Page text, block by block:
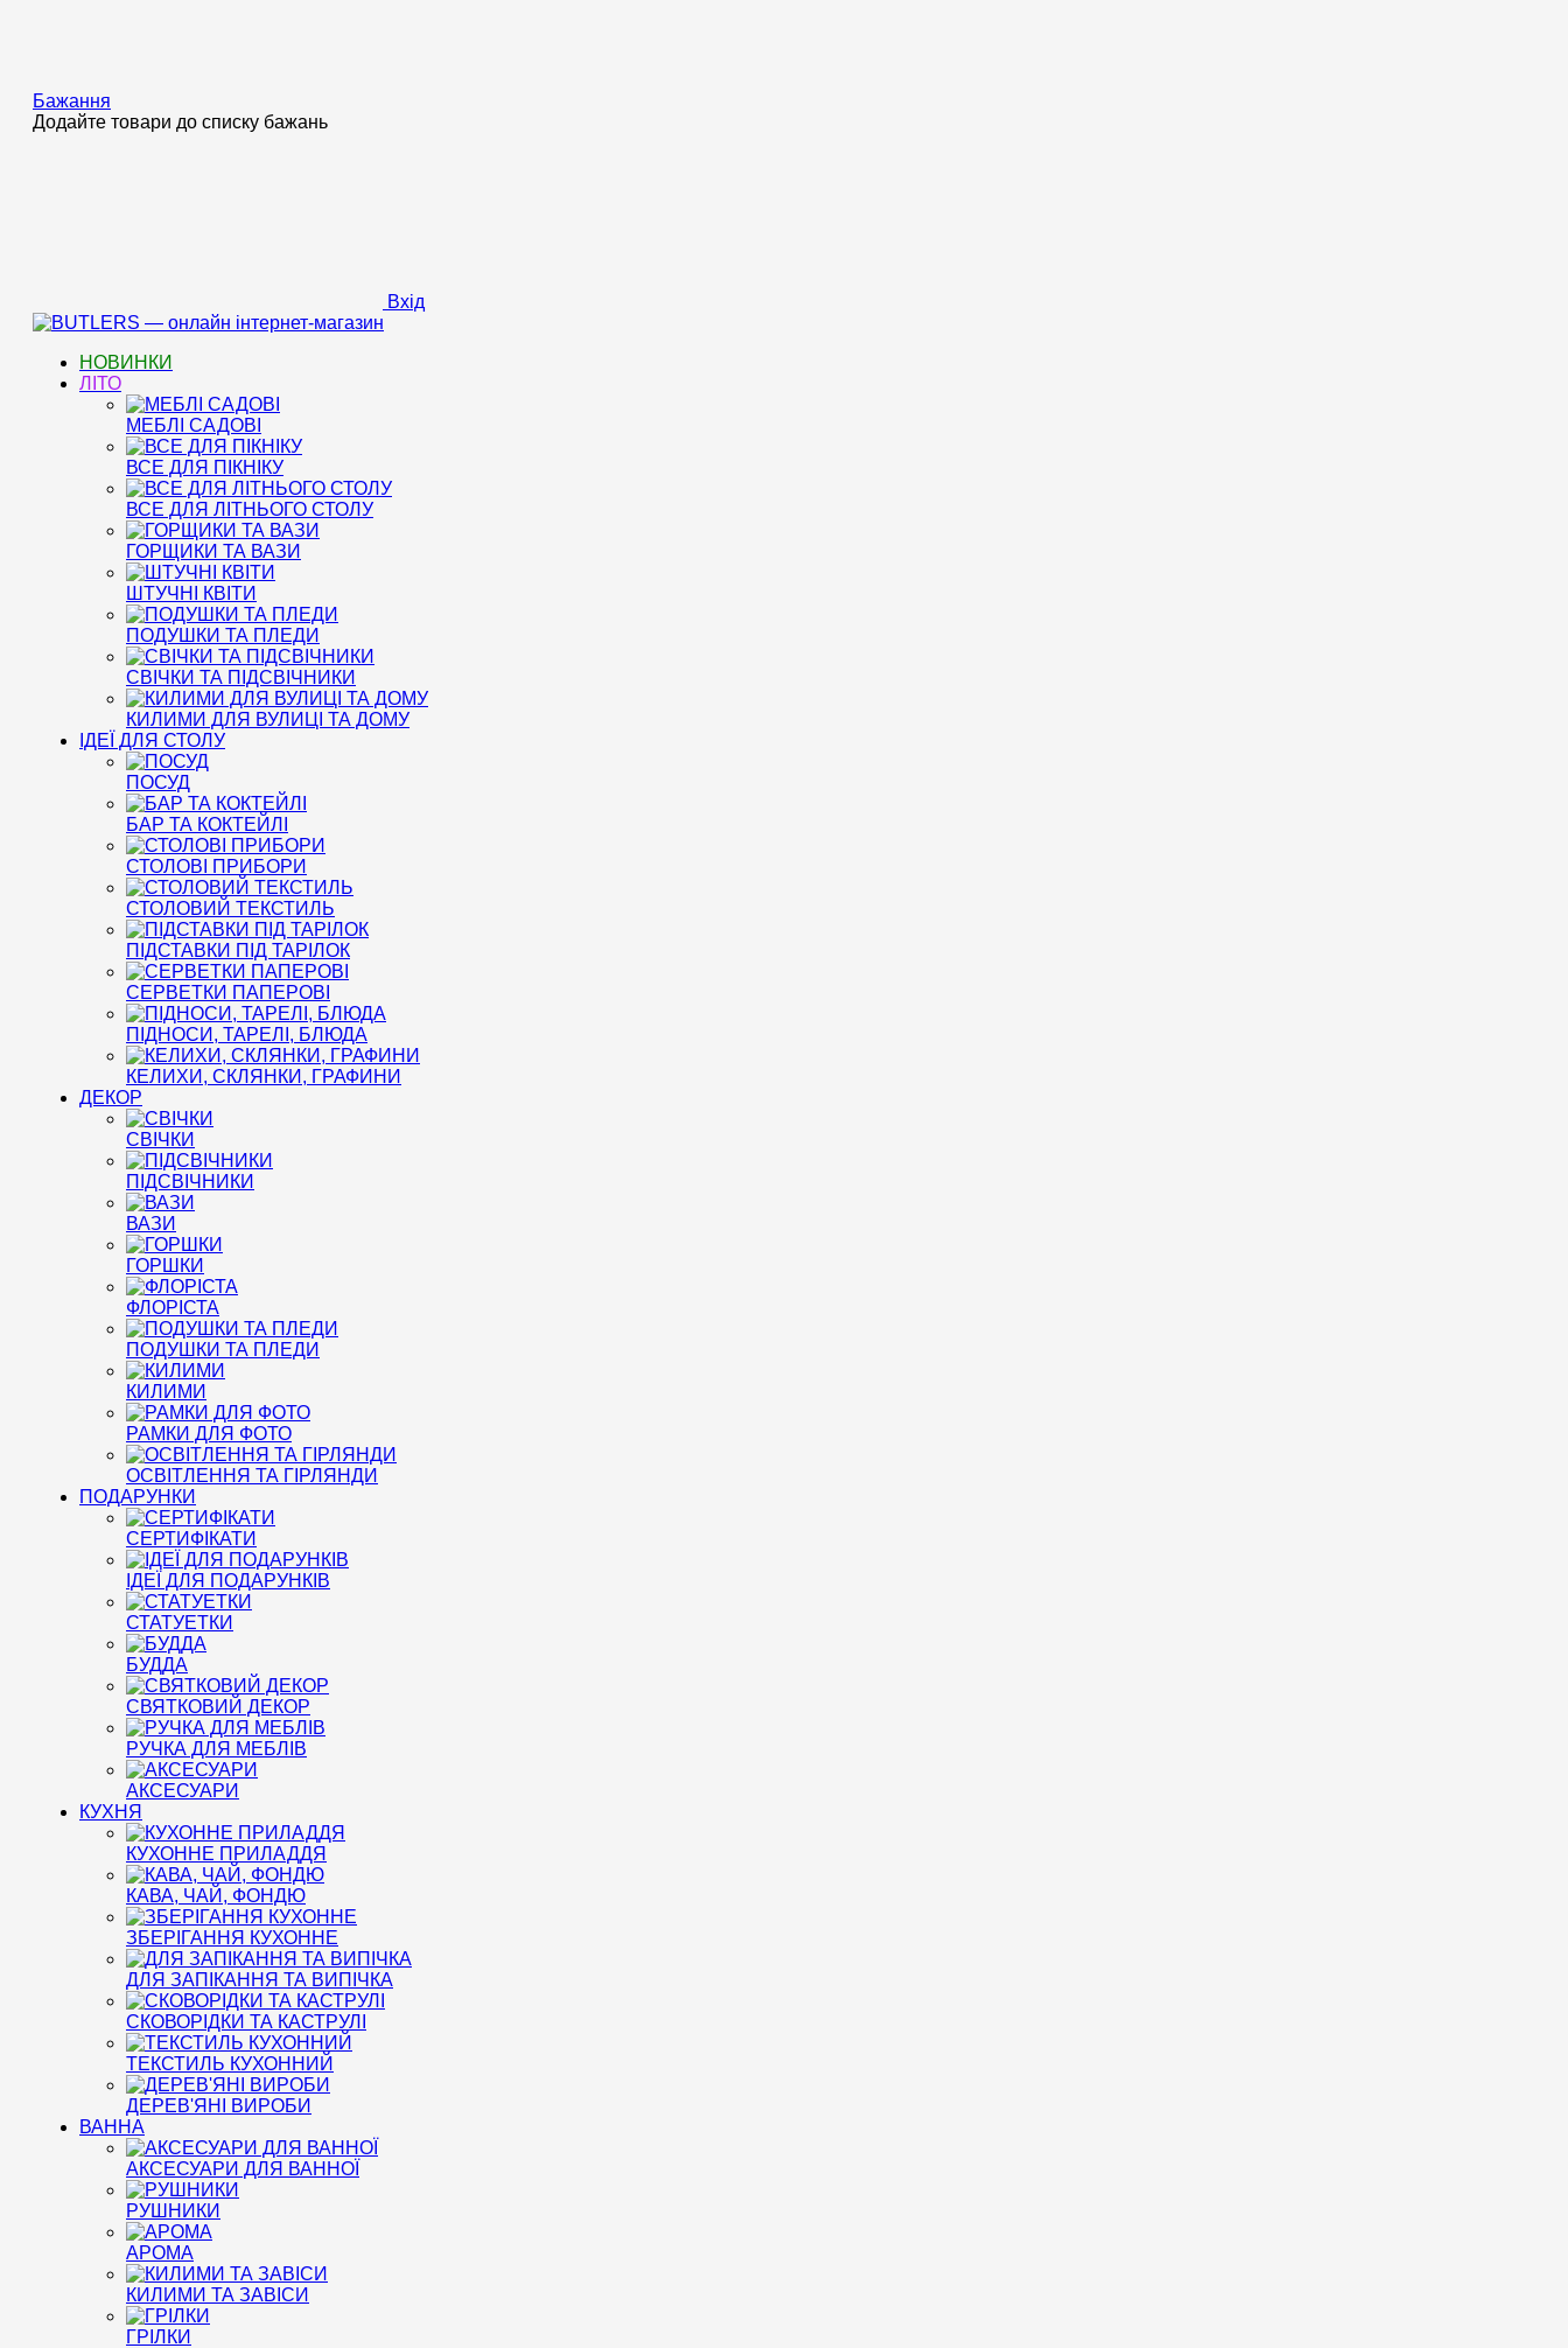
Бажання
Додайте товари до списку бажань
Вхід
НОВИНКИ
ЛІТО
МЕБЛІ САДОВІ
ВСЕ ДЛЯ ПІКНІКУ
ВСЕ ДЛЯ ЛІТНЬОГО СТОЛУ
ГОРЩИКИ ТА ВАЗИ
ШТУЧНІ КВІТИ
ПОДУШКИ ТА ПЛЕДИ
СВІЧКИ ТА ПІДСВІЧНИКИ
КИЛИМИ ДЛЯ ВУЛИЦІ ТА ДОМУ
ІДЕЇ ДЛЯ СТОЛУ
ПОСУД
БАР ТА КОКТЕЙЛІ
СТОЛОВІ ПРИБОРИ
СТОЛОВИЙ ТЕКСТИЛЬ
ПІДСТАВКИ ПІД ТАРІЛОК
СЕРВЕТКИ ПАПЕРОВІ
ПІДНОСИ, ТАРЕЛІ, БЛЮДА
КЕЛИХИ, СКЛЯНКИ, ГРАФИНИ
ДЕКОР
СВІЧКИ
ПІДСВІЧНИКИ
ВАЗИ
ГОРШКИ
ФЛОРІСТА
ПОДУШКИ ТА ПЛЕДИ
КИЛИМИ
РАМКИ ДЛЯ ФОТО
ОСВІТЛЕННЯ ТА ГІРЛЯНДИ
ПОДАРУНКИ
СЕРТИФІКАТИ
ІДЕЇ ДЛЯ ПОДАРУНКІВ
СТАТУЕТКИ
БУДДА
СВЯТКОВИЙ ДЕКОР
РУЧКА ДЛЯ МЕБЛІВ
АКСЕСУАРИ
КУХНЯ
КУХОННЕ ПРИЛАДДЯ
КАВА, ЧАЙ, ФОНДЮ
ЗБЕРІГАННЯ КУХОННЕ
ДЛЯ ЗАПІКАННЯ ТА ВИПІЧКА
СКОВОРІДКИ ТА КАСТРУЛІ
ТЕКСТИЛЬ КУХОННИЙ
ДЕРЕВ'ЯНІ ВИРОБИ
ВАННА
АКСЕСУАРИ ДЛЯ ВАННОЇ
РУШНИКИ
АРОМА
КИЛИМИ ТА ЗАВІСИ
ГРІЛКИ